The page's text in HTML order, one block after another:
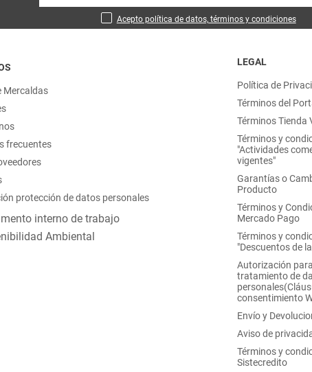
Acepto política de datos, términos y condiciones
Mercaldas
frecuentes
protección de datos personales
interno de trabajo
Ambiental
LEGAL
Política de
Términos del
Términos Tienda
Términos y
"Actividades
vigentes"
Garantías o
Producto
Términos y
Mercado Pago
Términos y
"Descuentos de
Autorización
tratamiento de
consentimiento
Envío y
Aviso de
Términos y
Sistecredito